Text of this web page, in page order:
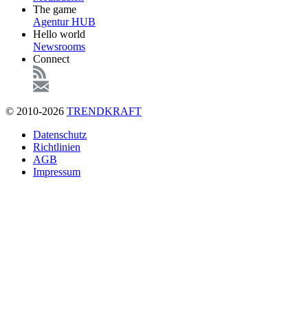
The game
Agentur HUB
Hello world
Newsrooms
Connect
© 2010-2026 TRENDKRAFT
FußzeileDatenschutz
Richtlinien
AGB
Impressum